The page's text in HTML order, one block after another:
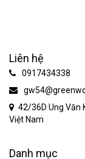
Liên hệ
0917434338
42/36D Ung Văn
Việt Nam
Danh mục